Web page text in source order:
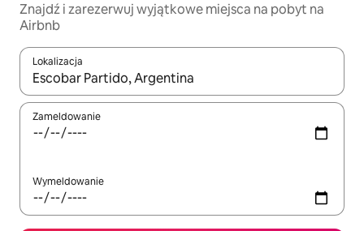
Znajdź i zarezerwuj wyjątkowe miejsca na pobyt na
Airbnb
Lokalizacja
Gdy wyniki będą dostępne, możesz poruszać się po nich za
Zameldowanie
Wymeldowanie